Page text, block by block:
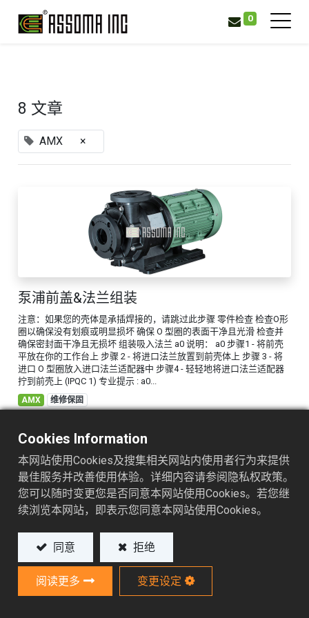
0
8 文章
AMX ×
泵浦前盖&法兰组装
注意：如果您的壳体是承插焊接的，请跳过此步骤 零件检查 检查O形
圈以确保没有划痕或明显损坏 确保 O 型圈的表面干净且光滑 检查并
确保密封面干净且无损坏 组装吸入法兰 a0 说明： a0 步骤1 - 将前壳
平放在你的工作台上 步骤 2 - 将进口法兰放置到前壳体上 步骤 3 - 将
进口 O 型圈放入进口法兰适配器中 步骤4 - 轻轻地将进口法兰适配器
拧到前壳上 (IPQC 1) 专业提示 : a0...
AMX 维修保固
安装前轴支架和泵轴
零件检查 检查前壳体以确保没有明显的损坏或碎屑 检查前轴支撑以确
Cookies Information
本网站使用Cookies及搜集相关网站内使用者行为来提供
最佳服务并改善使用体验。详细内容请参阅隐私权政策。
您可以随时变更您是否同意本网站使用Cookies。若您继
续浏览本网站，即表示您同意本网站使用Cookies。
同意 拒绝
阅读更多 变更设定